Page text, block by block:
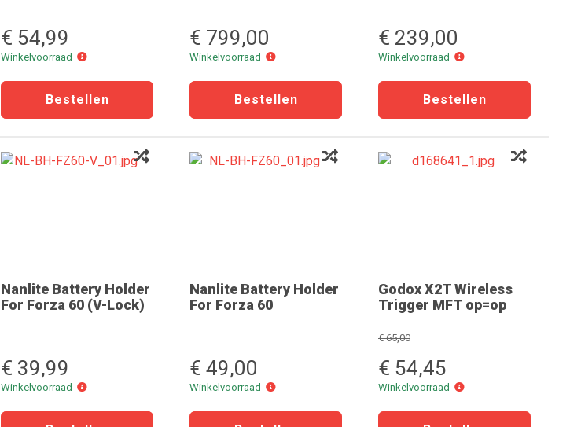
€ 54,99
Winkelvoorraad Winkelvoorraad
€ 799,00
Winkelvoorraad Winkelvoorraad
€ 239,00
Winkelvoorraad Winkelvoorraad
Nanlite Battery Holder
For Forza 60 (V-Lock)
€ 39,99
Winkelvoorraad Winkelvoorraad
Nanlite Battery Holder
For Forza 60
€ 49,00
Winkelvoorraad Winkelvoorraad
Godox X2T Wireless
Trigger MFT op=op
€ 65,00
€ 54,45
Winkelvoorraad Winkelvoorraad